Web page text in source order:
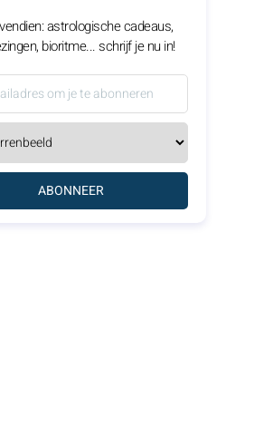
astrologische cadeaus,
bioritme... schrijf je nu in!
ABONNEER